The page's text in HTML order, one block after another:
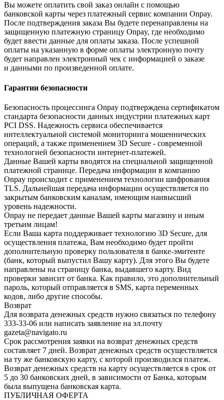
Вы можете оплатить свой заказ онлайн с помощью
банковской карты через платежный сервис компании Onpay.
После подтверждения заказа Вы будете перенаправлены на
защищенную платежную страницу Onpay, где необходимо
будет ввести данные для оплаты заказа. После успешной
оплаты на указанную в форме оплаты электронную почту
будет направлен электронный чек с информацией о заказе
и данными по произведенной оплате.
Гарантии безопасности
Безопасность процессинга Onpay подтверждена сертификатом
стандарта безопасности данных индустрии платежных карт
PCI DSS. Надежность сервиса обеспечивается
интеллектуальной системой мониторинга мошеннических
операций, а также применением 3D Secure - современной
технологией безопасности интернет-платежей.
Данные Вашей карты вводятся на специальной защищенной
платежной странице. Передача информации в компанию
Onpay происходит с применением технологии шифрования
TLS. Дальнейшая передача информации осуществляется по
закрытым банковским каналам, имеющим наивысший
уровень надежности.
Onpay не передает данные Вашей карты магазину и иным
третьим лицам!
Если Ваша карта поддерживает технологию 3D Secure, для
осуществления платежа, Вам необходимо будет пройти
дополнительную проверку пользователя в банке-эмитенте
(банк, который выпустил Вашу карту). Для этого Вы будете
направлены на страницу банка, выдавшего карту. Вид
проверки зависит от банка. Как правило, это дополнительный
пароль, который отправляется в SMS, карта переменных
кодов, либо другие способы.
Возврат
Для возврата денежных средств нужно связаться по телефону
333-33-06 или написать заявление на эл.почту
gazeta@navigato.ru
Срок рассмотрения заявки на возврат денежных средств
составляет 7 дней. Возврат денежных средств осуществляется
на ту же банковскую карту, с которой производился платеж.
Возврат денежных средств на карту осуществляется в срок от
5 до 30 банковских дней, в зависимости от Банка, которым
была выпущена банковская карта.
ПУБЛИЧНАЯ ОФЕРТА